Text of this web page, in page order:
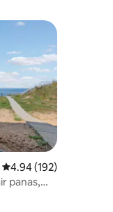
Penarafan purata 4.94
4.94 (192)
panas,